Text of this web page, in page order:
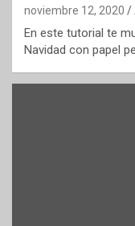
noviembre 12, 2020
En este tutorial te
Navidad con papel